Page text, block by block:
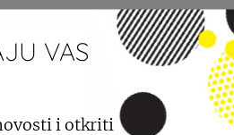
City Centera one.
OGLAŠAVANJE I PROMOCIJE
VAS
i otkriti